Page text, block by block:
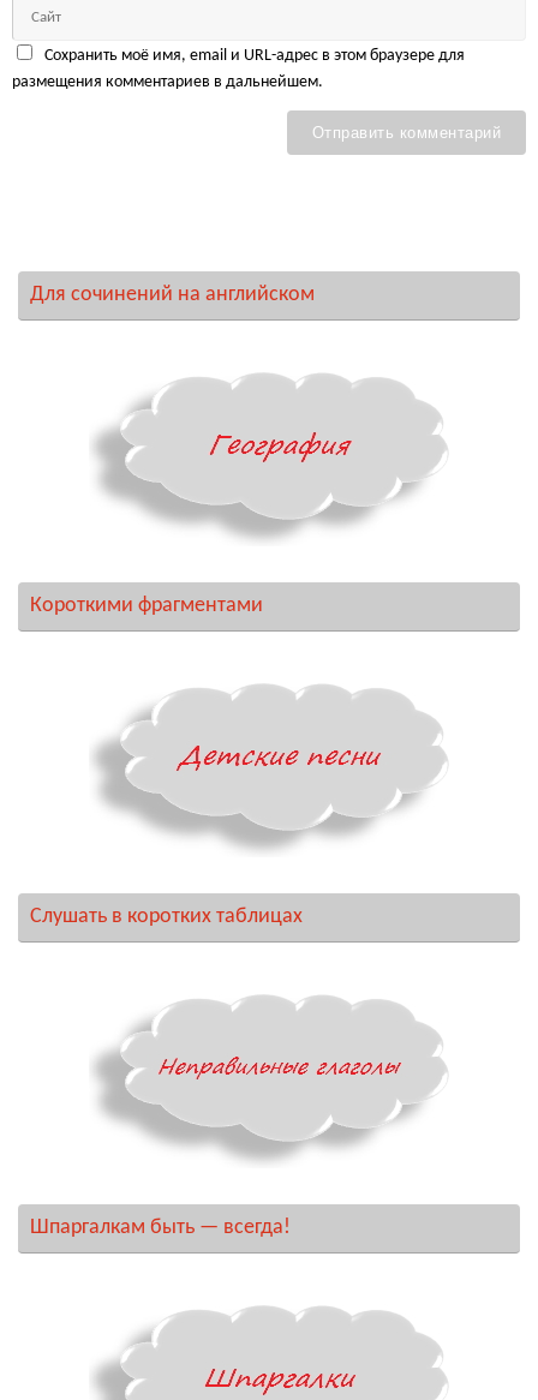
Сохранить моё имя, email и URL-адрес в этом браузере для
размещения комментариев в дальнейшем.
Для сочинений на английском
Короткими фрагментами
Слушать в коротких таблицах
Шпаргалкам быть — всегда!